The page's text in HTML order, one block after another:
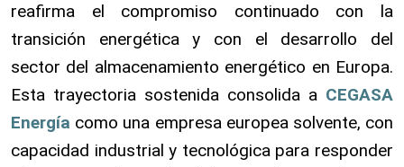
reafirma el compromiso continuado con la
transición energética y con el desarrollo del
sector del almacenamiento energético en Europa.
Esta trayectoria sostenida consolida a CEGASA
Energía como una empresa europea solvente, con
capacidad industrial y tecnológica para responder